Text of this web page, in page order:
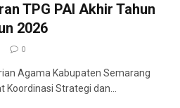
TPG PAI Akhir Tahun
2026
0
Agama Kabupaten Semarang
Koordinasi Strategi dan…